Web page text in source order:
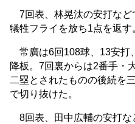
7回表、林晃汰の安打など
犠牲フライを放ち1点を返す
常廣は6回108球、13安打
降板。7回裏からは2番手・
二塁とされたものの後続を
で切り抜けた。
8回表、田中広輔の安打な